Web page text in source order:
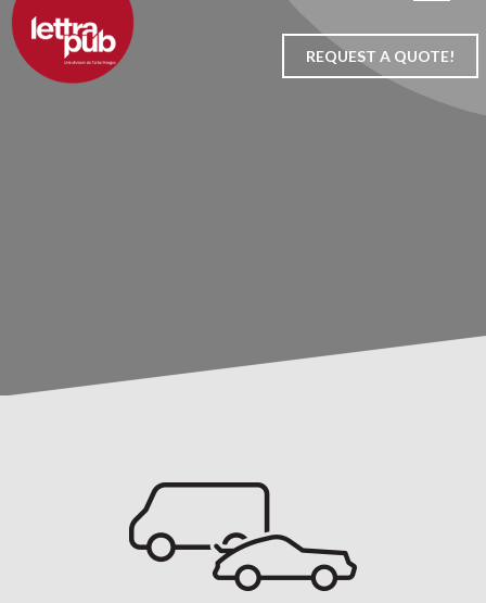
Skip
to
content
REQUEST A QUOTE!